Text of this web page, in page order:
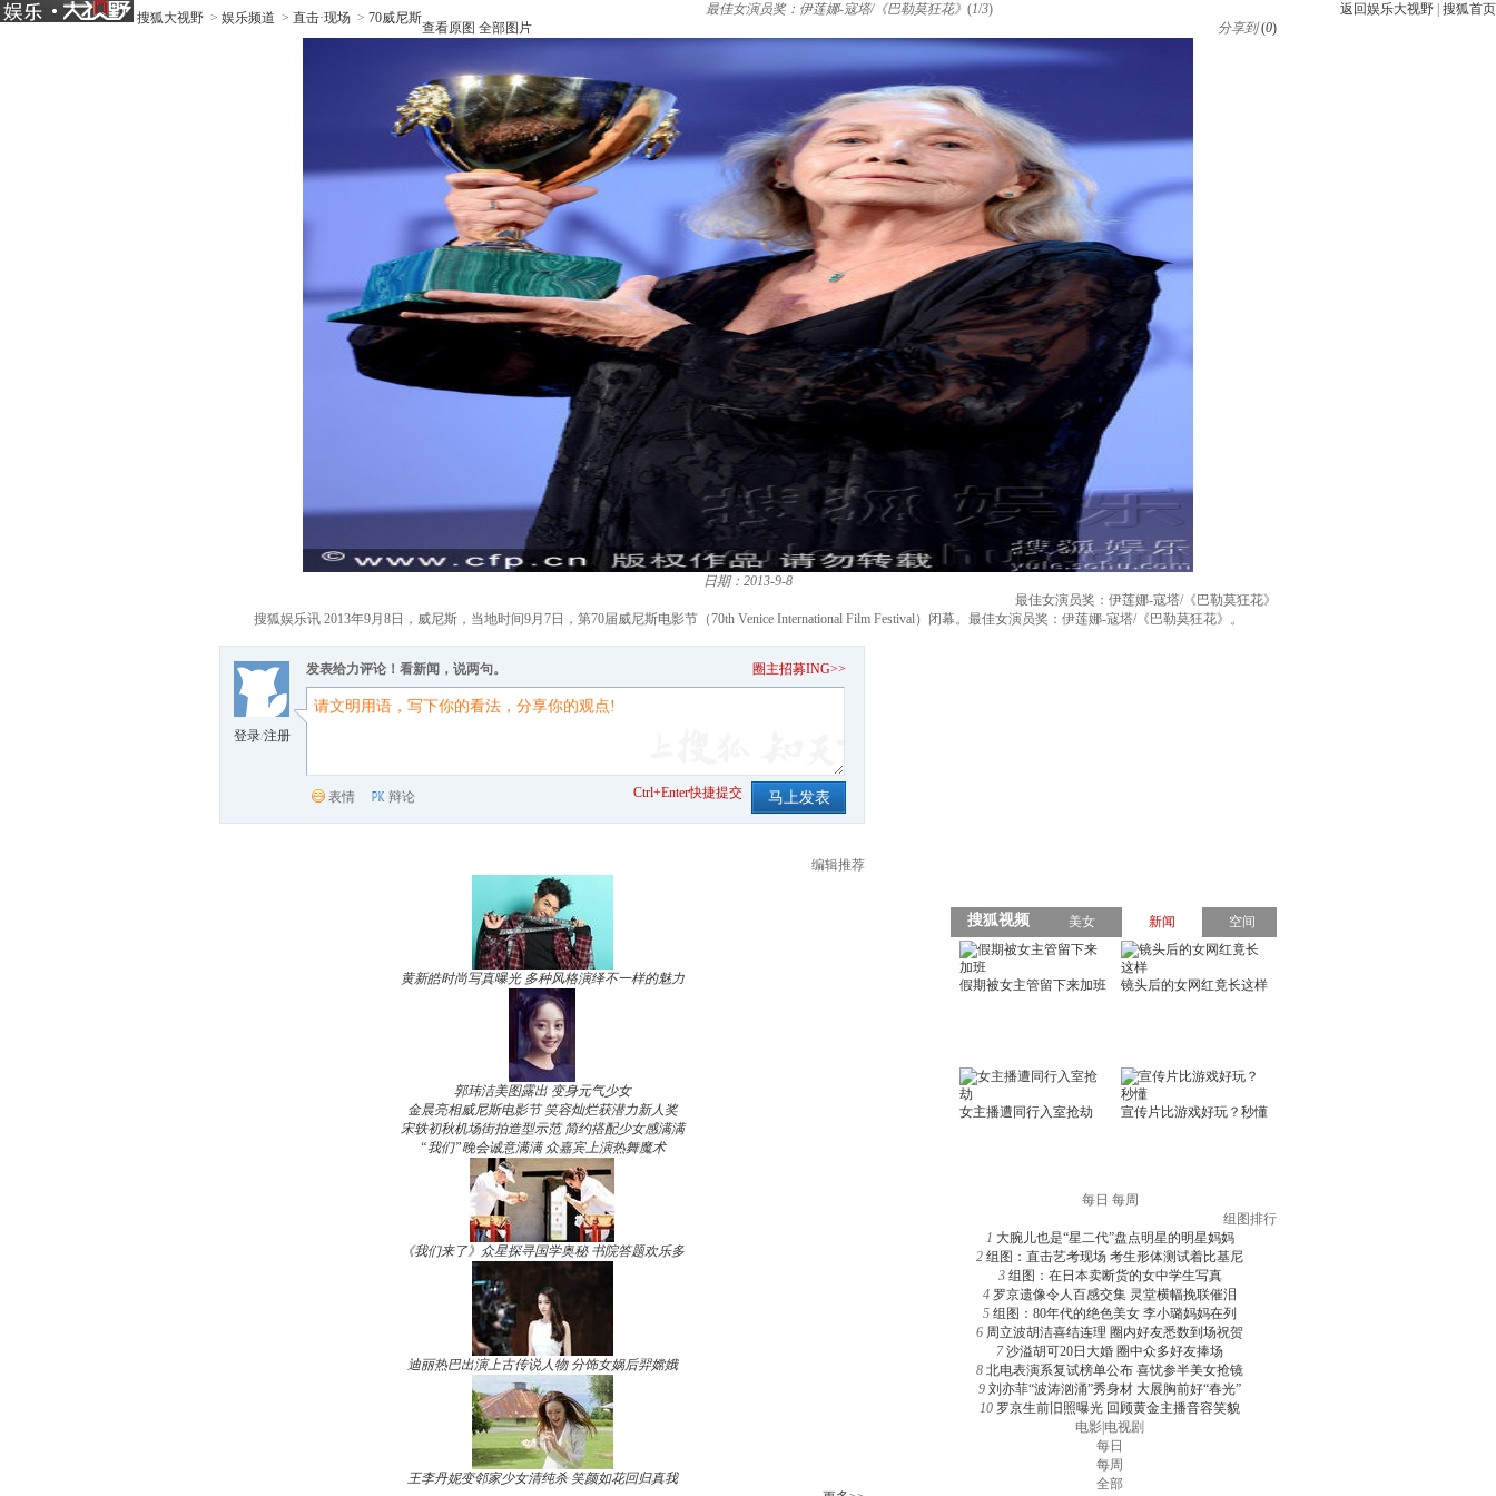
搜狐大视野 > 娱乐频道 > 直击·现场 > 70威尼斯
返回娱乐大视野 搜狐首页
最佳女演员奖：伊莲娜-寇塔/《巴勒莫狂花》 (1/3)
查看原图 全部图片 分享到 (0)
日期：2013-9-8
最佳女演员奖：伊莲娜-寇塔/《巴勒莫狂花》
搜狐娱乐讯 2013年9月8日，威尼斯，当地时间9月7日，第70届威尼斯电影节（70th Venice International Film Festival）闭幕。最佳女演员奖：伊莲娜-寇塔/《巴勒莫狂花》。
登录/注册
发表给力评论！看新闻，说两句。 圈主招募ING>>
表情 辩论 Ctrl+Enter快捷提交
编辑推荐
黄新皓时尚写真曝光 多种风格演绎不一样的魅力
郭玮洁美图露出 变身元气少女
金晨亮相威尼斯电影节 笑容灿烂获潜力新人奖
宋轶初秋机场街拍造型示范 简约搭配少女感满满
“我们”晚会诚意满满 众嘉宾上演热舞魔术
《我们来了》众星探寻国学奥秘 书院答题欢乐多
迪丽热巴出演上古传说人物 分饰女娲后羿嫦娥
王李丹妮变邻家少女清纯杀 笑颜如花回归真我
每日 每周
组图排行
1 大腕儿也是“星二代”盘点明星的明星妈妈
2 组图：直击艺考现场 考生形体测试着比基尼
3 组图：在日本卖断货的女中学生写真
4 罗京遗像令人百感交集 灵堂横幅挽联催泪
5 组图：80年代的绝色美女 李小璐妈妈在列
6 周立波胡洁喜结连理 圈内好友悉数到场祝贺
7 沙溢胡可20日大婚 圈中众多好友捧场
8 北电表演系复试榜单公布 喜忧参半美女抢镜
9 刘亦菲“波涛汹涌”秀身材 大展胸前好“春光”
10 罗京生前旧照曝光 回顾黄金主播音容笑貌
电影 电视剧
每日
每周
全部